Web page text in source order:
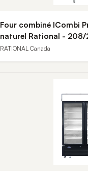
Four combiné ICombi
naturel Rational - 208/
RATIONAL Canada